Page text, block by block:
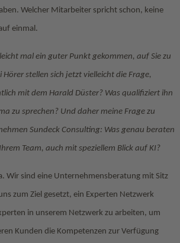
Welcher Mitarbeiter spricht schon, keine
einmal.
mal ein guter Punkt gekommen, auf Sie zu
stellen sich jetzt vielleicht die Frage,
mit dem Harald Düster? Was qualifiziert ihn
zu sprechen? Und daher meine Frage zu
Sundeck Consulting: Was genau beraten
Team, auch mit speziellem Blick auf KI?
Wir sind eine Unternehmensberatung mit Sitz
zum Ziel gesetzt, ein Experten Netzwerk
in unserem Netzwerk zu arbeiten, um
Kunden die Kompetenzen zur Verfügung